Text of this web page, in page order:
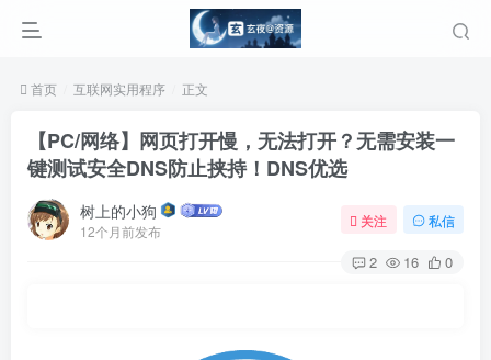
首页 互联网实用程序 正文
【PC/网络】网页打开慢，无法打开？无需安装一
键测试安全DNS防止挟持！DNS优选
树上的小狗
12个月前发布
关注 私信
2 16 0